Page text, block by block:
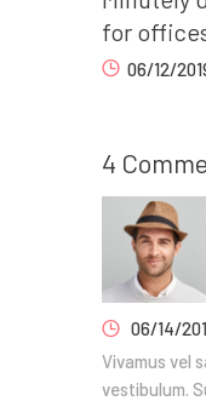
for
06/12/
4
06/14/
Vivamus vel
vestibulum.